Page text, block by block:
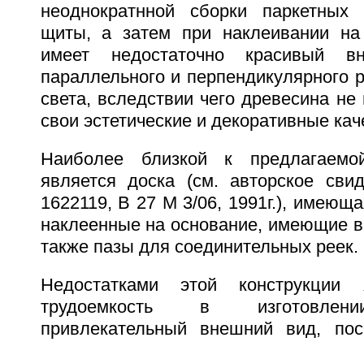
неоднократнной сборки
щиты, а затем при наклеивании
имеет недостаточно красивый
параллельного и перпендикулярного
света, вследствии чего древесина
свои эстетические и декоративные
Наиболее близкой к
является доска (см. авторское
1622119, В 27 М 3/06, 1991г.),
наклеенные на основание, имеющие
также пазы для соединительных реек.
Недостатками этой конструкции
трудоемкость в
привлекательный внешний вид,